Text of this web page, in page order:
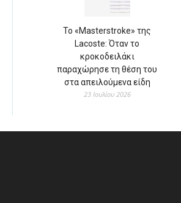
Το «Masterstroke» της
Lacoste: Όταν το
κροκοδειλάκι
παραχώρησε τη θέση του
στα απειλούμενα είδη
23 Ιουλίου 2026